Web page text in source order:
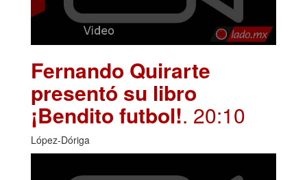
Fernando Quirarte
presentó su libro
¡Bendito futbol!. 20:10
López-Dóriga